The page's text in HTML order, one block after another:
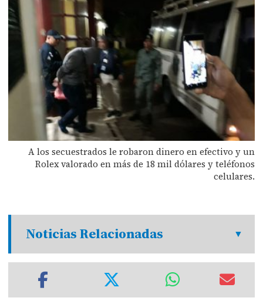
A los secuestrados le robaron dinero en efectivo y un
Rolex valorado en más de 18 mil dólares y teléfonos
celulares.
Noticias Relacionadas